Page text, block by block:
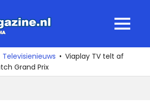
MENU
Televisienieuws
Viaplay TV telt af
Grand Prix